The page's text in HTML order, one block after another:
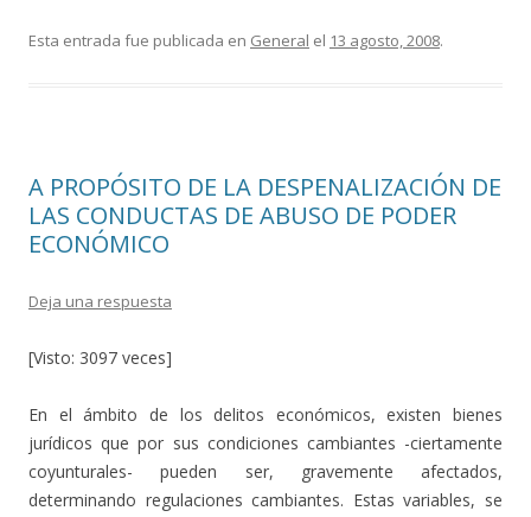
e
k
itt m
r
Esta entrada fue publicada en General el 13 agosto, 2008.
A PROPÓSITO DE LA DESPENALIZACIÓN DE
LAS CONDUCTAS DE ABUSO DE PODER
ECONÓMICO
Deja una respuesta
[Visto: 3097 veces]
En el ámbito de los delitos económicos, existen bienes
jurídicos que por sus condiciones cambiantes -ciertamente
coyunturales- pueden ser, gravemente afectados,
determinando regulaciones cambiantes. Estas variables, se